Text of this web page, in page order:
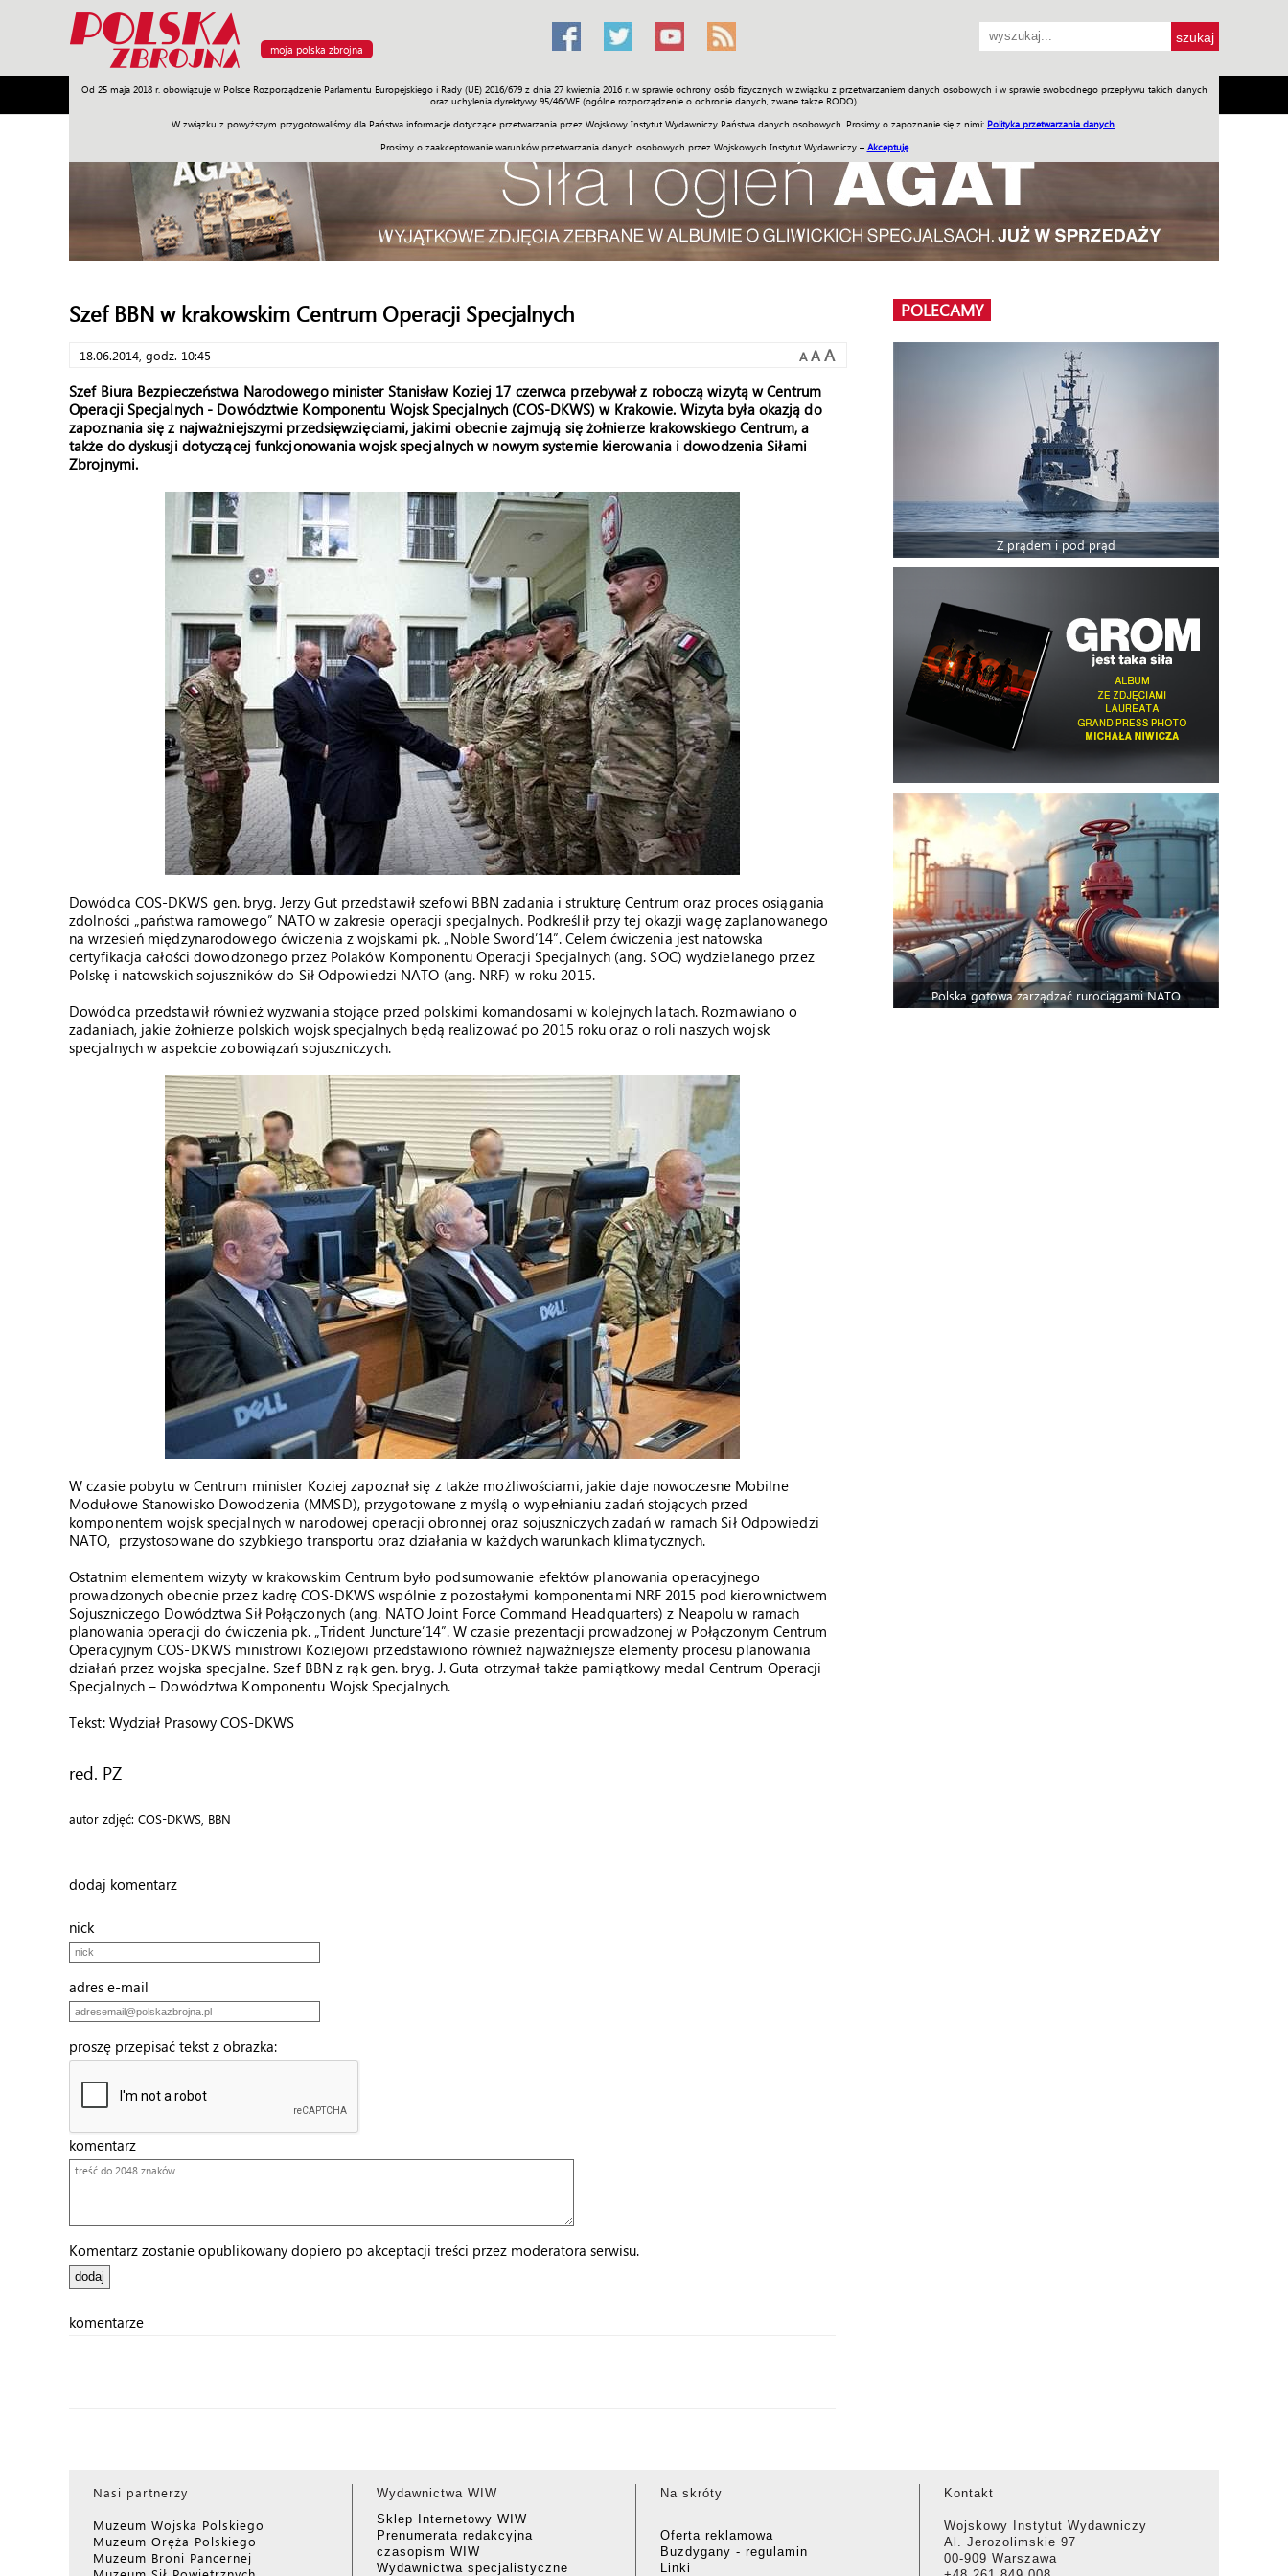
moja polska zbrojna
Od 25 maja 2018 r. obowiązuje w Polsce Rozporządzenie Parlamentu Europejskiego i Rady (UE) 2016/679 z dnia 27 kwietnia 2016 r. w sprawie ochrony osób fizycznych w związku z przetwarzaniem danych osobowych i w sprawie swobodnego przepływu takich danych
oraz uchylenia dyrektywy 95/46/WE (ogólne rozporządzenie o ochronie danych, zwane także RODO).
W związku z powyższym przygotowaliśmy dla Państwa informacje dotyczące przetwarzania przez Wojskowy Instytut Wydawniczy Państwa danych osobowych. Prosimy o zapoznanie się z nimi: Polityka przetwarzania danych
Prosimy o zaakceptowanie warunków przetwarzania danych osobowych przez Wojskowych Instytut Wydawniczy – Akceptuję
Armia Poligon Sprzęt Misje Polityka Prawo Świat Społeczność Sport Historia Galerie Wideo ENGLISH SKLEP Jednodniówki Praca w WIW
Szef BBN w krakowskim Centrum Operacji Specjalnych
18.06.2014, godz. 10:45 A A A
Szef Biura Bezpieczeństwa Narodowego minister Stanisław Koziej 17 czerwca przebywał z roboczą wizytą w Centrum
Operacji Specjalnych - Dowództwie Komponentu Wojsk Specjalnych (COS-DKWS) w Krakowie. Wizyta była okazją do
zapoznania się z najważniejszymi przedsięwzięciami, jakimi obecnie zajmują się żołnierze krakowskiego Centrum, a
także do dyskusji dotyczącej funkcjonowania wojsk specjalnych w nowym systemie kierowania i dowodzenia Siłami
Zbrojnymi.
Dowódca COS-DKWS gen. bryg. Jerzy Gut przedstawił szefowi BBN zadania i strukturę Centrum oraz proces osiągania
zdolności „państwa ramowego” NATO w zakresie operacji specjalnych. Podkreślił przy tej okazji wagę zaplanowanego
na wrzesień międzynarodowego ćwiczenia z wojskami pk. „Noble Sword’14”. Celem ćwiczenia jest natowska
certyfikacja całości dowodzonego przez Polaków Komponentu Operacji Specjalnych (ang. SOC) wydzielanego przez
Polskę i natowskich sojuszników do Sił Odpowiedzi NATO (ang. NRF) w roku 2015.
Dowódca przedstawił również wyzwania stojące przed polskimi komandosami w kolejnych latach. Rozmawiano o
zadaniach, jakie żołnierze polskich wojsk specjalnych będą realizować po 2015 roku oraz o roli naszych wojsk
specjalnych w aspekcie zobowiązań sojuszniczych.
W czasie pobytu w Centrum minister Koziej zapoznał się z także możliwościami, jakie daje nowoczesne Mobilne
Modułowe Stanowisko Dowodzenia (MMSD), przygotowane z myślą o wypełnianiu zadań stojących przed
komponentem wojsk specjalnych w narodowej operacji obronnej oraz sojuszniczych zadań w ramach Sił Odpowiedzi
NATO, przystosowane do szybkiego transportu oraz działania w każdych warunkach klimatycznych.
Ostatnim elementem wizyty w krakowskim Centrum było podsumowanie efektów planowania operacyjnego
prowadzonych obecnie przez kadrę COS-DKWS wspólnie z pozostałymi komponentami NRF 2015 pod kierownictwem
Sojuszniczego Dowództwa Sił Połączonych (ang. NATO Joint Force Command Headquarters) z Neapolu w ramach
planowania operacji do ćwiczenia pk. „Trident Juncture’14”. W czasie prezentacji prowadzonej w Połączonym Centrum
Operacyjnym COS-DKWS ministrowi Koziejowi przedstawiono również najważniejsze elementy procesu planowania
działań przez wojska specjalne. Szef BBN z rąk gen. bryg. J. Guta otrzymał także pamiątkowy medal Centrum Operacji
Specjalnych – Dowództwa Komponentu Wojsk Specjalnych.
Tekst: Wydział Prasowy COS-DKWS
red. PZ
autor zdjęć: COS-DKWS, BBN
dodaj komentarz
nick
adres e-mail
proszę przepisać tekst z obrazka:
komentarz
Komentarz zostanie opublikowany dopiero po akceptacji treści przez moderatora serwisu.
komentarze
POLECAMY
Z prądem i pod prąd
Polska gotowa zarządzać rurociągami NATO
Nasi partnerzy
Muzeum Wojska Polskiego
Muzeum Oręża Polskiego
Muzeum Broni Pancernej
Wydawnictwa WIW
Sklep Internetowy WIW
Prenumerata redakcyjna
czasopism WIW
Wydawnictwa specjalistyczne
Na skróty
Oferta reklamowa
Buzdygany - regulamin
Linki
Kontakt
Wojskowy Instytut Wydawniczy
Al. Jerozolimskie 97
00-909 Warszawa